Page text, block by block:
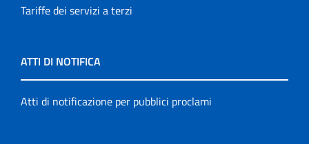
Tariffe dei servizi a terzi
ATTI DI NOTIFICA
Atti di notificazione per pubblici proclami